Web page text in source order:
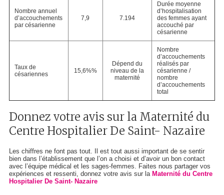
Nombre annuel
d’accouchements
par césarienne
7,9 7.194
Durée moyenne
d’hospitalisation
des femmes ayant
accouché par
césarienne
Taux de
césariennes
15,6%%
Dépend du
niveau de la
maternité
Nombre
d’accouchements
réalisés par
césarienne /
nombre
d’accouchements
total
Donnez votre avis sur la Maternité du
Centre Hospitalier De Saint- Nazaire
Les chiffres ne font pas tout. Il est tout aussi important de se sentir
bien dans l’établissement que l’on a choisi et d’avoir un bon contact
avec l’équipe médical et les sages-femmes. Faites nous partager vos
expériences et ressenti, donnez votre avis sur la Maternité du Centre
Hospitalier De Saint- Nazaire